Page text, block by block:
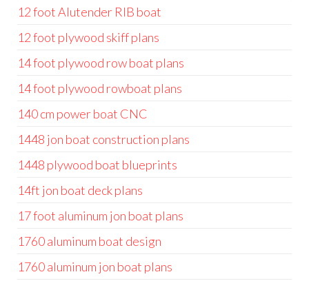
12 foot Alutender RIB boat
12 foot plywood skiff plans
14 foot plywood row boat plans
14 foot plywood rowboat plans
140 cm power boat CNC
1448 jon boat construction plans
1448 plywood boat blueprints
14ft jon boat deck plans
17 foot aluminum jon boat plans
1760 aluminum boat design
1760 aluminum jon boat plans